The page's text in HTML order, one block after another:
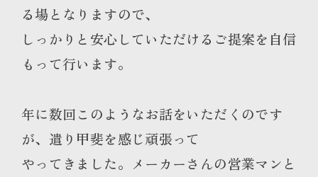
る場となりますので、
しっかりと安心していただけるご提案を自信
もって行います。
年に数回このようなお話をいただくのです
が、遣り甲斐を感じ頑張って
やってきました。メーカーさんの営業マンと